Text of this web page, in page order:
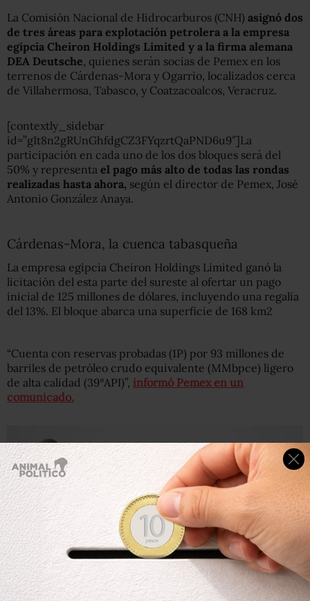
La Comisión Nacional de Hidrocarburos (CNH) asignó dos
de tres áreas para explotación petrolera a la empresa
egipcia Cheiron Holdings Limited y a la firma alemana
DEA Deutsche, quienes serán socias de Pemex en los
terrenos de Cárdenas-Mora y Ogarrio, localizados cerca
de Villahermosa, Tabasco, y Coatzacoalcos, Veracruz.
[contextly_sidebar
id=”gIt8n2gRUnGhfdgCZ3FYqzrtQaPND6u9″]La
participación en cada uno de los dos bloques será del
50% y representa el pago más alto de todas las rondas
realizadas hasta ahora, según el director de Pemex, José
Antonio González Anaya.
Cárdenas-Mora, la cuenca tabasqueña
La empresa egipcia Cheiron Holdings Limited ganó la
licitación del esta parte del sureste al ofertar un pago
inicial de 125 millones de dólares, incluyendo una regalía
del 13%. El bloque abarca una superficie de 168 km2
“Cuenta con reservas probadas (1P) por 93 millones de
barriles de petróleo crudo equivalente (MMbpce) ligero
de alta calidad (39°API)”, informó Pemex en un
comunicado.